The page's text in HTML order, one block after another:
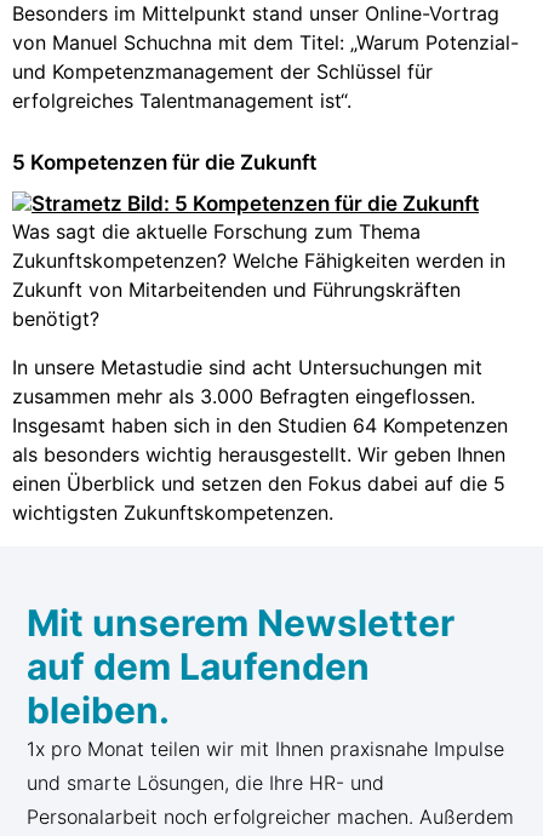
Besonders im Mittelpunkt stand unser Online-Vortrag
von Manuel Schuchna mit dem Titel: „Warum Potenzial-
und Kompetenzmanagement der Schlüssel für
erfolgreiches Talentmanagement ist“.
5 Kompetenzen für die Zukunft
Was sagt die aktuelle Forschung zum Thema
Zukunftskompetenzen? Welche Fähigkeiten werden in
Zukunft von Mitarbeitenden und Führungskräften
benötigt?
In unsere Metastudie sind acht Untersuchungen mit
zusammen mehr als 3.000 Befragten eingeflossen.
Insgesamt haben sich in den Studien 64 Kompetenzen
als besonders wichtig herausgestellt. Wir geben Ihnen
einen Überblick und setzen den Fokus dabei auf die 5
wichtigsten Zukunftskompetenzen.
Mit unserem Newsletter
auf dem Laufenden
bleiben.
1x pro Monat teilen wir mit Ihnen praxisnahe Impulse
und smarte Lösungen, die Ihre HR- und
Personalarbeit noch erfolgreicher machen. Außerdem